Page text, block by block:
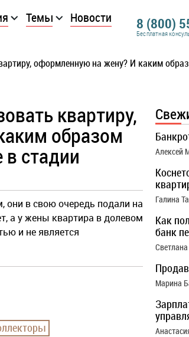
Темы Новости 8 (800)
Бесплатная
оформленную на жену? И каким
квартиру,
образом
стадии
они в свою очередь подали на
а у жены квартира в долевом
и не является
Алексей
Галина
Как
банк
Марина